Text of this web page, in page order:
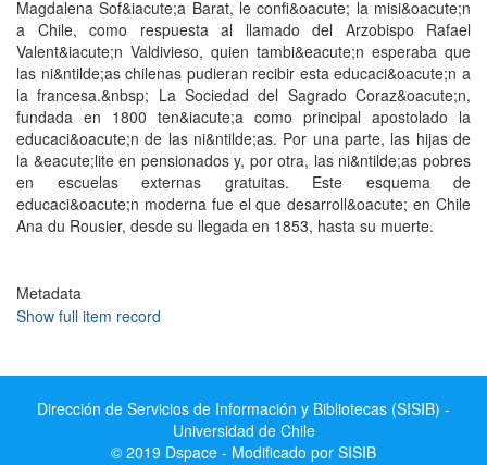
Magdalena Sof&iacute;a Barat, le confi&oacute; la misi&oacute;n
a Chile, como respuesta al llamado del Arzobispo Rafael
Valent&iacute;n Valdivieso, quien tambi&eacute;n esperaba que
las ni&ntilde;as chilenas pudieran recibir esta educaci&oacute;n a
la francesa.&nbsp; La Sociedad del Sagrado Coraz&oacute;n,
fundada en 1800 ten&iacute;a como principal apostolado la
educaci&oacute;n de las ni&ntilde;as. Por una parte, las hijas de
la &eacute;lite en pensionados y, por otra, las ni&ntilde;as pobres
en escuelas externas gratuitas. Este esquema de
educaci&oacute;n moderna fue el que desarroll&oacute; en Chile
Ana du Rousier, desde su llegada en 1853, hasta su muerte.
Metadata
Show full item record
Dirección de Servicios de Información y Bibliotecas (SISIB) -
Universidad de Chile
© 2019 Dspace - Modificado por SISIB